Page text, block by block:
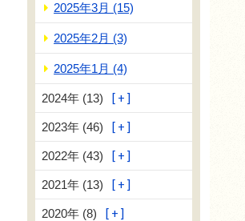
2025年3月 (15)
2025年2月 (3)
2025年1月 (4)
2024年 (13)
2023年 (46)
2022年 (43)
2021年 (13)
2020年 (8)